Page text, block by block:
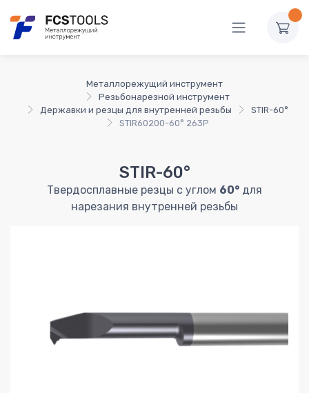
Металлорежущий инструмент
Резьбонарезной инструмент
Державки и резцы для внутренней резьбы
STIR-60°
STIR60200-60° 263P
STIR-60°
Твердосплавные резцы с углом 60° для
нарезания внутренней резьбы